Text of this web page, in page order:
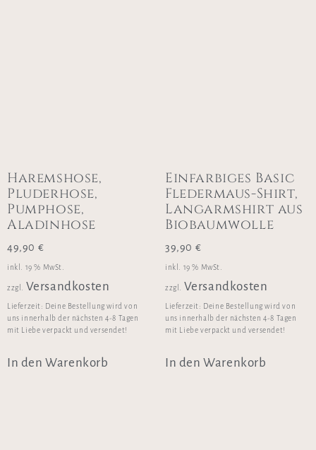
Haremshose,
Pluderhose,
Pumphose,
Aladinhose
49,90 €
inkl. 19 % MwSt.
zzgl. Versandkosten
Lieferzeit: Deine Bestellung wird von
uns innerhalb der nächsten 4-8 Tagen
mit Liebe verpackt und versendet!
In den Warenkorb
Einfarbiges Basic
Fledermaus-Shirt,
Langarmshirt aus
Biobaumwolle
39,90 €
inkl. 19 % MwSt.
zzgl. Versandkosten
Lieferzeit: Deine Bestellung wird von
uns innerhalb der nächsten 4-8 Tagen
mit Liebe verpackt und versendet!
In den Warenkorb